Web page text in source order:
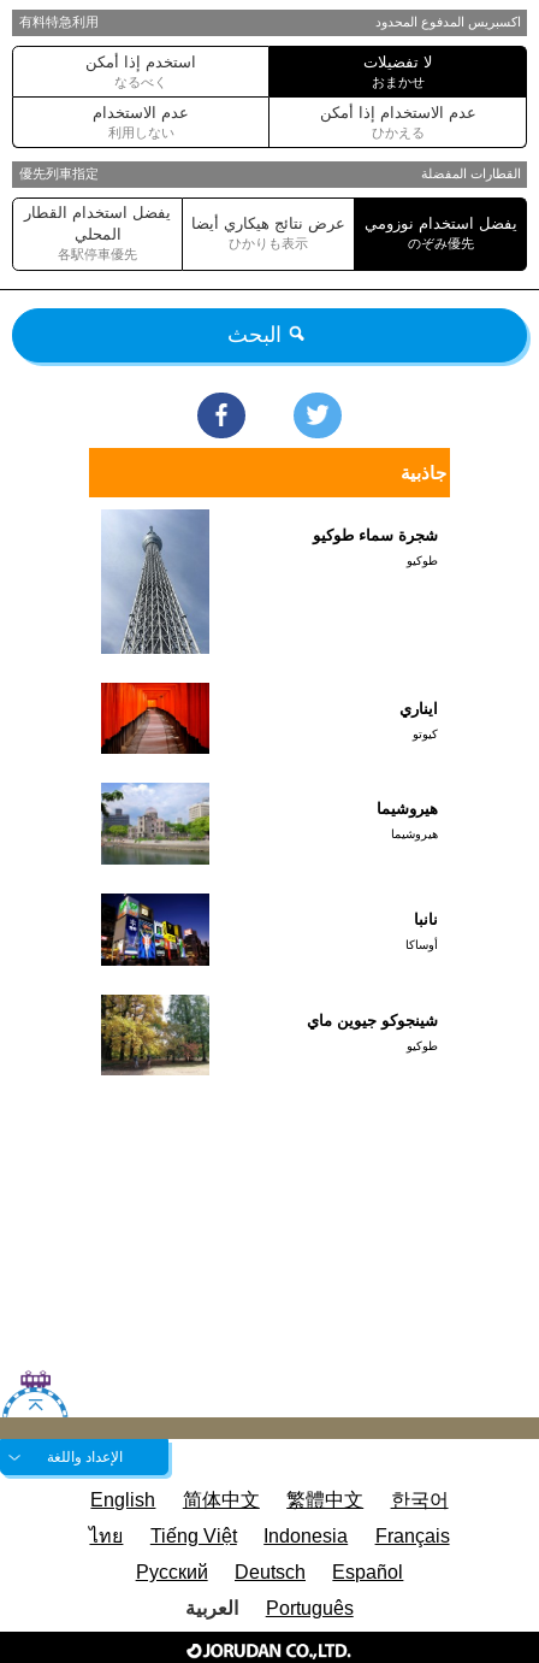
اكسبريس المدفوع المحدود 有料特急利用
لا تفضيلات
おまかせ
استخدم إذا أمكن
なるべく
عدم الاستخدام إذا أمكن
ひかえる
عدم الاستخدام
利用しない
القطارات المفضلة 優先列車指定
يفضل استخدام نوزومي
のぞみ優先
عرض نتائج هيكاري أيضا
ひかりも表示
يفضل استخدام القطار
المحلي
各駅停車優先
البحث
جاذبية
شجرة سماء طوكيو
طوكيو
ايناري
كيوتو
هيروشيما
هيروشيما
نانبا
أوساكا
شينجوكو جيوين ماي
طوكيو
الإعداد واللغة
English 简体中文 繁體中文
한국어
ไทย
Tiếng Việt Indonesia
Français
Русский
Deutsch
Español
Português
العربية